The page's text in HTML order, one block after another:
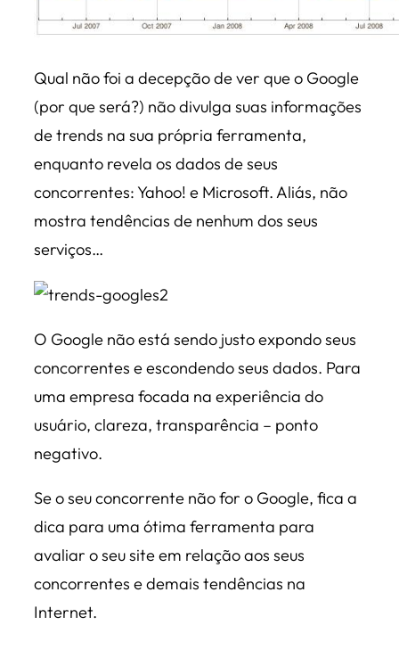
Qual não foi a decepção de ver que o Google
(por que será?) não divulga suas informações
de trends na sua própria ferramenta,
enquanto revela os dados de seus
concorrentes: Yahoo! e Microsoft. Aliás, não
mostra tendências de nenhum dos seus
serviços…
O Google não está sendo justo expondo seus
concorrentes e escondendo seus dados. Para
uma empresa focada na experiência do
usuário, clareza, transparência – ponto
negativo.
Se o seu concorrente não for o Google, fica a
dica para uma ótima ferramenta para
avaliar o seu site em relação aos seus
concorrentes e demais tendências na
Internet.